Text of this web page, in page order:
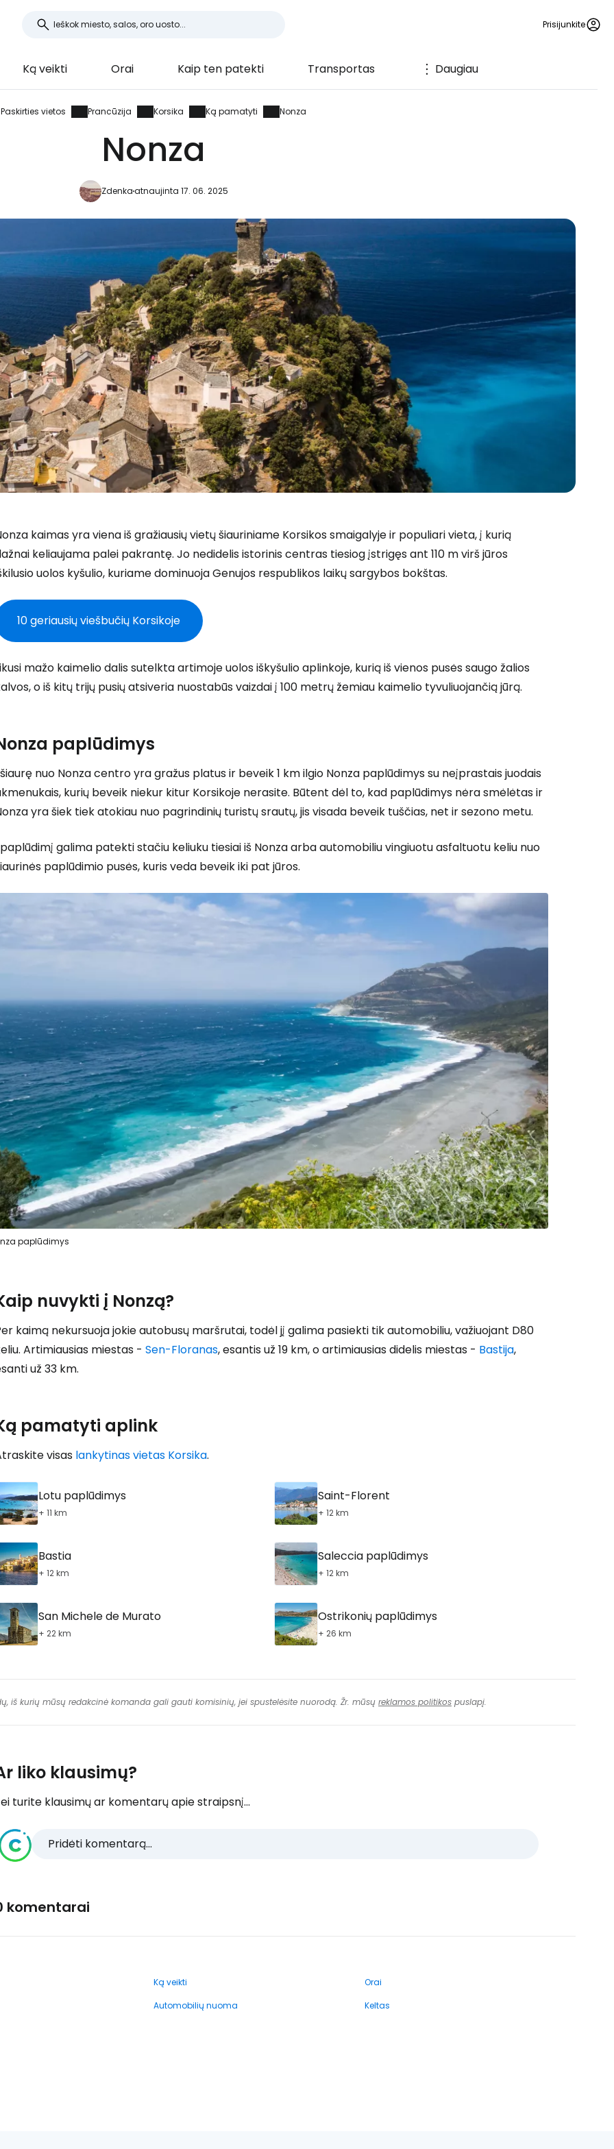
Prisijunkite
Ką veikti Orai Kaip ten patekti Transportas Daugiau
Paskirties vietos Prancūzija Korsika Ką pamatyti Nonza
Nonza
Zdenkaatnaujinta 17. 06. 2025
kaimas yra viena iš gražiausių vietų šiauriniame Korsikos smaigalyje ir populiari vieta, į kurią
keliaujama palei pakrantę. Jo nedidelis istorinis centras tiesiog įstrigęs ant 110 m virš jūros
uolos kyšulio, kuriame dominuoja Genujos respublikos laikų sargybos bokštas.
10 geriausių viešbučių Korsikoje
mažo kaimelio dalis sutelkta artimoje uolos iškyšulio aplinkoje, kurią iš vienos pusės saugo žalios
o iš kitų trijų pusių atsiveria nuostabūs vaizdai į 100 metrų žemiau kaimelio tyvuliuojančią jūrą.
paplūdimys
nuo Nonza centro yra gražus platus ir beveik 1 km ilgio Nonza paplūdimys su neįprastais juodais
kurių beveik niekur kitur Korsikoje nerasite. Būtent dėl to, kad paplūdimys nėra smėlėtas ir
yra šiek tiek atokiau nuo pagrindinių turistų srautų, jis visada beveik tuščias, net ir sezono metu.
galima patekti stačiu keliuku tiesiai iš Nonza arba automobiliu vingiuotu asfaltuotu keliu nuo
paplūdimio pusės, kuris veda beveik iki pat jūros.
paplūdimys
nuvykti į Nonzą?
kaimą nekursuoja jokie autobusų maršrutai, todėl jį galima pasiekti tik automobiliu, važiuojant D80
Artimiausias miestas - Sen-Floranas, esantis už 19 km, o artimiausias didelis miestas - Bastija,
už 33 km.
pamatyti aplink
visas lankytinas vietas Korsika.
Lotu paplūdimys
+ 11 km
Saint-Florent
+ 12 km
Bastia
+ 12 km
Saleccia paplūdimys
+ 12 km
San Michele de Murato
+ 22 km
Ostrikonių paplūdimys
+ 26 km
iš kurių mūsų redakcinė komanda gali gauti komisinių, jei spustelėsite nuorodą. Žr. mūsų reklamos politikos puslapį.
liko klausimų?
turite klausimų ar komentarų apie straipsnį...
Pridėti komentarą...
komentarai
Ką veikti
Orai
Automobilių nuoma
Keltas
Prisijunkite prie Cestee
... pasaulinė kelionių bendruomenė
Tęsti su Google
Tęsti su Facebook
Tęsti el. paštu